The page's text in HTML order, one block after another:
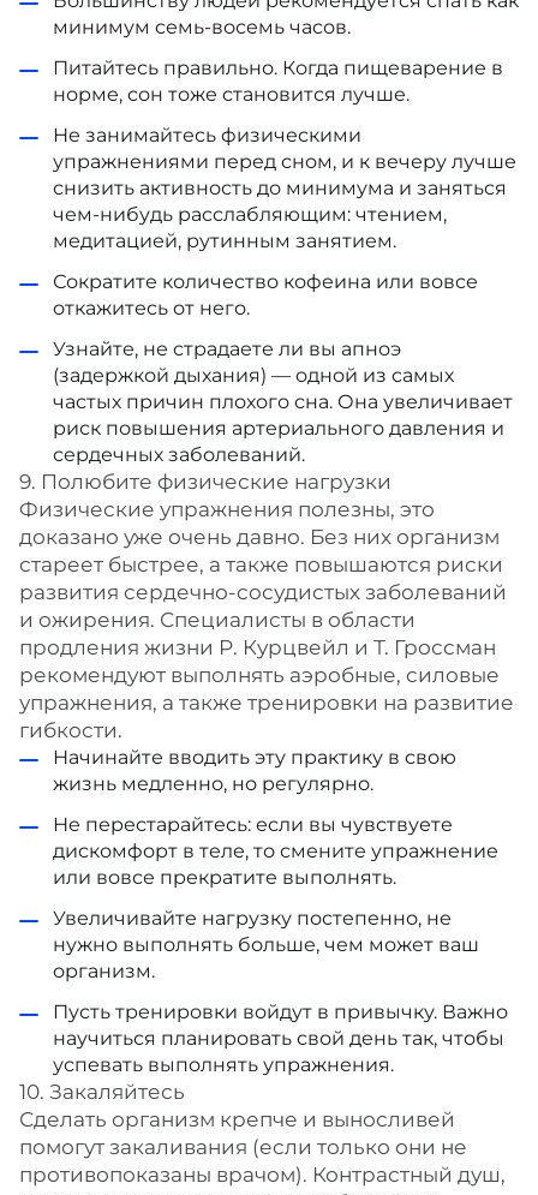
минимум семь-восемь часов.
Питайтесь правильно. Когда пищеварение в
норме, сон тоже становится лучше.
Не занимайтесь физическими
упражнениями перед сном, и к вечеру лучше
снизить активность до минимума и заняться
чем-нибудь расслабляющим: чтением,
медитацией, рутинным занятием.
Сократите количество кофеина или вовсе
откажитесь от него.
Узнайте, не страдаете ли вы апноэ
(задержкой дыхания) — одной из самых
частых причин плохого сна. Она увеличивает
риск повышения артериального давления и
сердечных заболеваний.
9. Полюбите физические нагрузки
Физические упражнения полезны, это
доказано уже очень давно. Без них организм
стареет быстрее, а также повышаются риски
развития сердечно-сосудистых заболеваний
и ожирения. Специалисты в области
продления жизни Р. Курцвейл и Т. Гроссман
рекомендуют выполнять аэробные, силовые
упражнения, а также тренировки на развитие
гибкости.
Начинайте вводить эту практику в свою
жизнь медленно, но регулярно.
Не перестарайтесь: если вы чувствуете
дискомфорт в теле, то смените упражнение
или вовсе прекратите выполнять.
Увеличивайте нагрузку постепенно, не
нужно выполнять больше, чем может ваш
организм.
Пусть тренировки войдут в привычку. Важно
научиться планировать свой день так, чтобы
успевать выполнять упражнения.
10. Закаляйтесь
Сделать организм крепче и выносливей
помогут закаливания (если только они не
противопоказаны врачом). Контрастный душ,